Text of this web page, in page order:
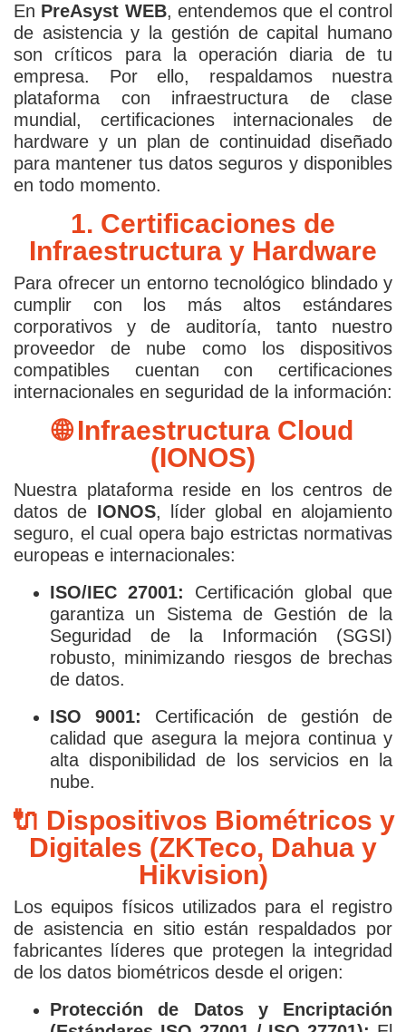
En PreAsyst WEB, entendemos que el control
de asistencia y la gestión de capital humano
son críticos para la operación diaria de tu
empresa. Por ello, respaldamos nuestra
plataforma con infraestructura de clase
mundial, certificaciones internacionales de
hardware y un plan de continuidad diseñado
para mantener tus datos seguros y disponibles
en todo momento.
1. Certificaciones de
Infraestructura y Hardware
Para ofrecer un entorno tecnológico blindado y
cumplir con los más altos estándares
corporativos y de auditoría, tanto nuestro
proveedor de nube como los dispositivos
compatibles cuentan con certificaciones
internacionales en seguridad de la información:
🌐 Infraestructura Cloud
(IONOS)
Nuestra plataforma reside en los centros de
datos de IONOS, líder global en alojamiento
seguro, el cual opera bajo estrictas normativas
europeas e internacionales:
ISO/IEC 27001: Certificación global que
garantiza un Sistema de Gestión de la
Seguridad de la Información (SGSI)
robusto, minimizando riesgos de brechas
de datos.
ISO 9001: Certificación de gestión de
calidad que asegura la mejora continua y
alta disponibilidad de los servicios en la
nube.
🔌 Dispositivos Biométricos y
Digitales (ZKTeco, Dahua y
Hikvision)
Los equipos físicos utilizados para el registro
de asistencia en sitio están respaldados por
fabricantes líderes que protegen la integridad
de los datos biométricos desde el origen:
Protección de Datos y Encriptación